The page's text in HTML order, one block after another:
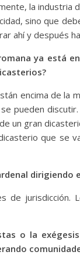
la industria
sino que
ahí y después
ya está
encima de la
pueden
un gran
que se
de jurisdicción.
o la